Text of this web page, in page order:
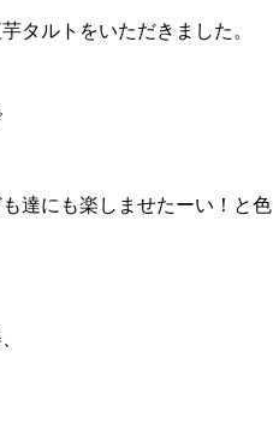
タルトをいただきました。
にも楽しませたーい！と